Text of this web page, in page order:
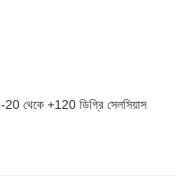
-20 থেকে +120 ডিগ্রি সেলসিয়াস